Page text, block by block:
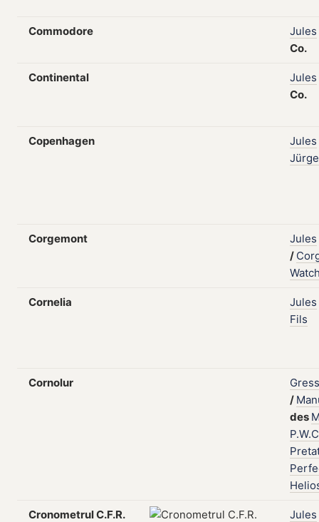
Commodore
Jules
Co.
Continental
Jules
Co.
Copenhagen
Jules
Corgemont
Jules
/
Cornelia
Jules
Fils
Cornolur
/
des
Cronometrul C.F.R.
Jules